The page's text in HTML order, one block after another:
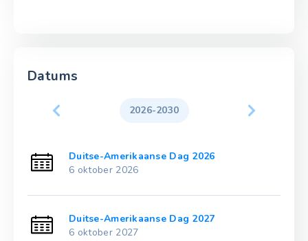
Datums
2026-2030
Duitse-Amerikaanse Dag 2026
6 oktober 2026
Duitse-Amerikaanse Dag 2027
6 oktober 2027